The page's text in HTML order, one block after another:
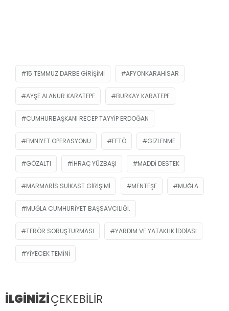
15 TEMMUZ DARBE GIRIŞIMI AFYONKARAHISAR
AYŞE ALANUR KARATEPE BURKAY KARATEPE
CUMHURBAŞKANI RECEP TAYYIP ERDOĞAN
EMNIYET OPERASYONU FETÖ GIZLENME
GÖZALTI IHRAÇ YÜZBAŞI MADDI DESTEK
MARMARIS SUIKAST GIRIŞIMI MENTEŞE MUĞLA
MUĞLA CUMHURIYET BAŞSAVCILIĞI.
TERÖR SORUŞTURMASI YARDIM VE YATAKLIK IDDIASI
YIYECEK TEMINI
İLGİNİZİÇEKEBİLİR